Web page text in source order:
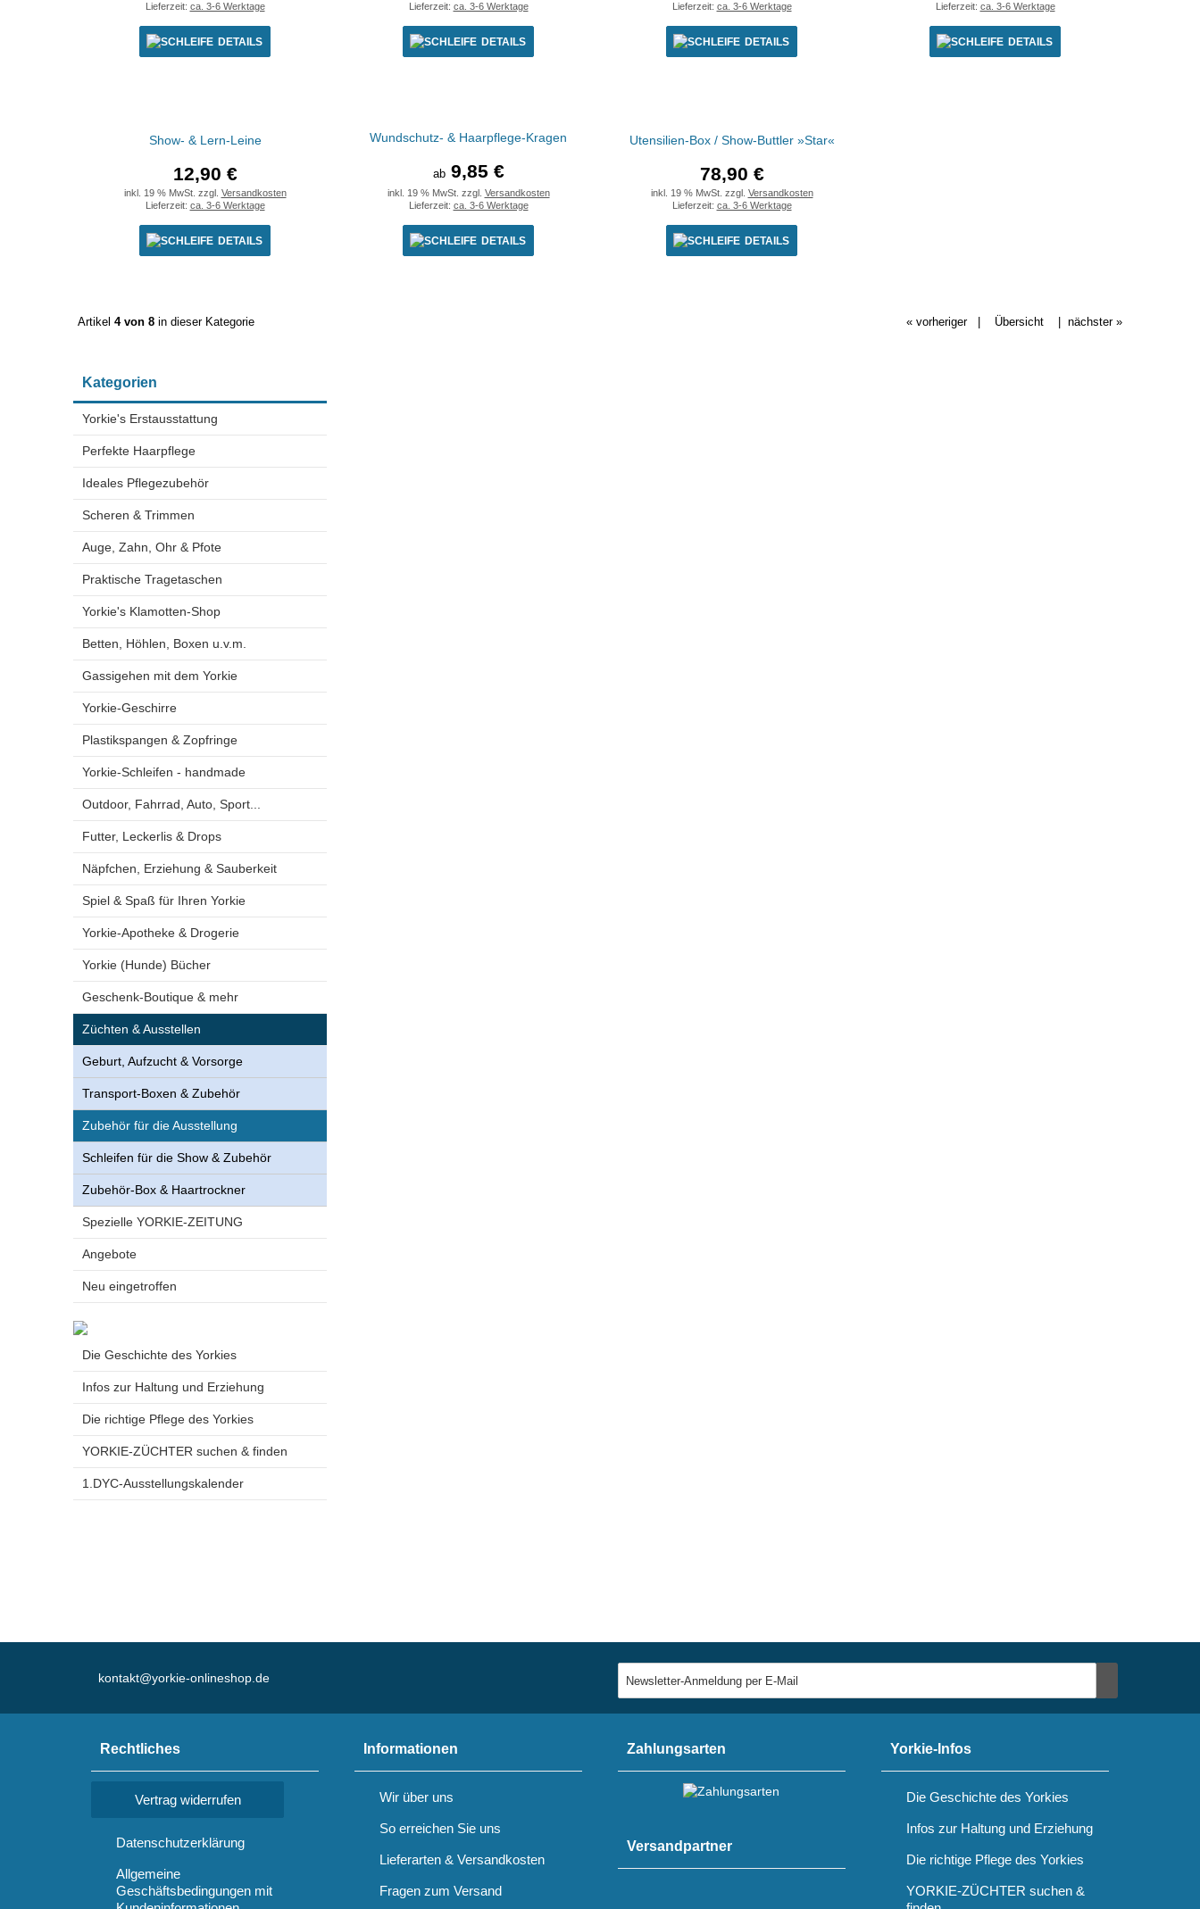
Lieferzeit: ca. 3-6 Werktage
DETAILS
Lieferzeit: ca. 3-6 Werktage
DETAILS
Lieferzeit: ca. 3-6 Werktage
DETAILS
Lieferzeit: ca. 3-6 Werktage
DETAILS
Show- & Lern-Leine
12,90 €
inkl. 19 % MwSt. zzgl. Versandkosten
Lieferzeit: ca. 3-6 Werktage
DETAILS
Wundschutz- & Haarpflege-Kragen
ab 9,85 €
inkl. 19 % MwSt. zzgl. Versandkosten
Lieferzeit: ca. 3-6 Werktage
DETAILS
Utensilien-Box / Show-Buttler »Star«
78,90 €
inkl. 19 % MwSt. zzgl. Versandkosten
Lieferzeit: ca. 3-6 Werktage
DETAILS
Artikel 4 von 8 in dieser Kategorie « vorheriger| Übersicht nächster »
Kategorien
Yorkie's Erstausstattung
Perfekte Haarpflege
Ideales Pflegezubehör
Scheren & Trimmen
Auge, Zahn, Ohr & Pfote
Praktische Tragetaschen
Yorkie's Klamotten-Shop
Betten, Höhlen, Boxen u.v.m.
Gassigehen mit dem Yorkie
Yorkie-Geschirre
Plastikspangen & Zopfringe
Yorkie-Schleifen - handmade
Outdoor, Fahrrad, Auto, Sport...
Futter, Leckerlis & Drops
Näpfchen, Erziehung & Sauberkeit
Spiel & Spaß für Ihren Yorkie
Yorkie-Apotheke & Drogerie
Yorkie (Hunde) Bücher
Geschenk-Boutique & mehr
Züchten & Ausstellen
Geburt, Aufzucht & Vorsorge
Transport-Boxen & Zubehör
Zubehör für die Ausstellung
Schleifen für die Show & Zubehör
Zubehör-Box & Haartrockner
Spezielle YORKIE-ZEITUNG
Angebote
Neu eingetroffen
Die Geschichte des Yorkies
Infos zur Haltung und Erziehung
Die richtige Pflege des Yorkies
YORKIE-ZÜCHTER suchen & finden
1.DYC-Ausstellungskalender
kontakt@yorkie-onlineshop.de
Rechtliches
Vertrag widerrufen
Datenschutzerklärung
Allgemeine
Geschäftsbedingungen mit
Informationen
Wir über uns
So erreichen Sie uns
Lieferarten & Versandkosten
Fragen zum Versand
Zahlungsarten
Versandpartner
Yorkie-Infos
Die Geschichte des Yorkies
Infos zur Haltung und Erziehung
Die richtige Pflege des Yorkies
YORKIE-ZÜCHTER suchen &